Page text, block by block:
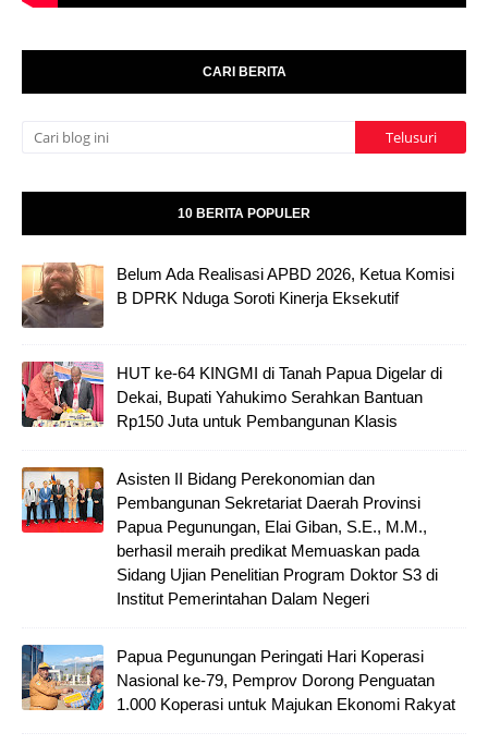
CARI BERITA
10 BERITA POPULER
Belum Ada Realisasi APBD 2026, Ketua Komisi
B DPRK Nduga Soroti Kinerja Eksekutif
HUT ke-64 KINGMI di Tanah Papua Digelar di
Dekai, Bupati Yahukimo Serahkan Bantuan
Rp150 Juta untuk Pembangunan Klasis
Asisten II Bidang Perekonomian dan
Pembangunan Sekretariat Daerah Provinsi
Papua Pegunungan, Elai Giban, S.E., M.M.,
berhasil meraih predikat Memuaskan pada
Sidang Ujian Penelitian Program Doktor S3 di
Institut Pemerintahan Dalam Negeri
Papua Pegunungan Peringati Hari Koperasi
Nasional ke-79, Pemprov Dorong Penguatan
1.000 Koperasi untuk Majukan Ekonomi Rakyat